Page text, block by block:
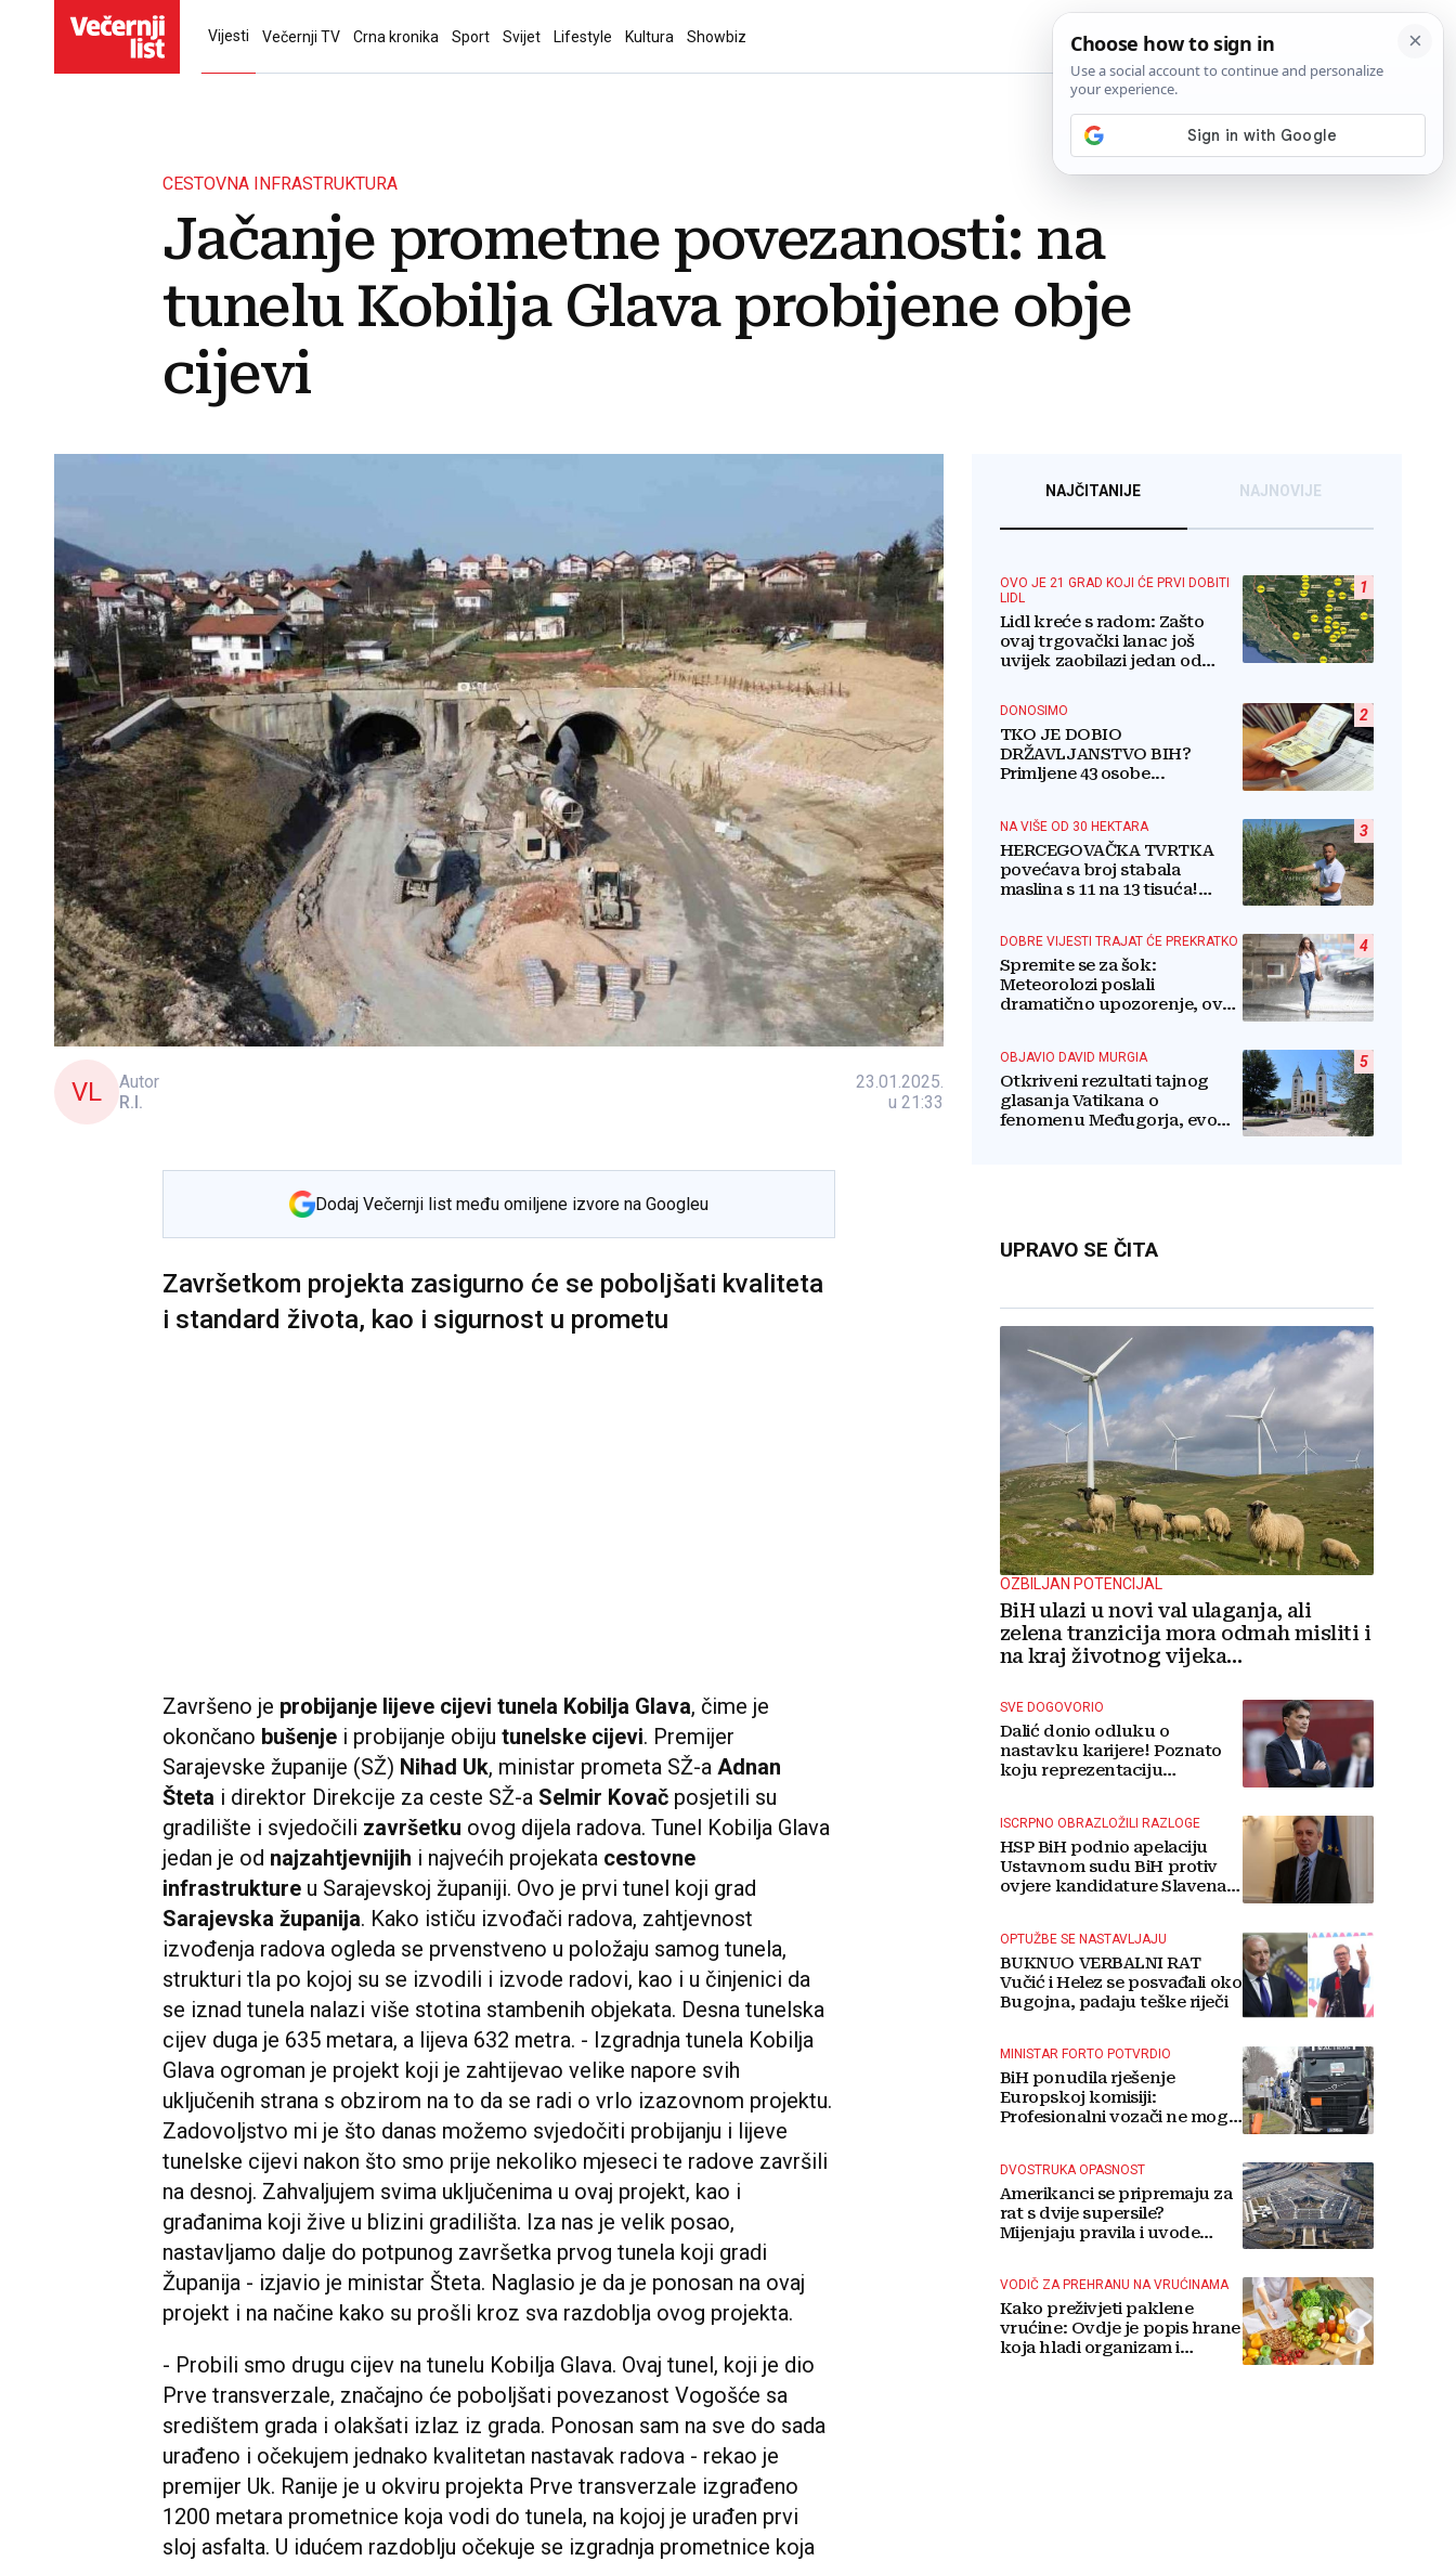
Vijesti Večernji TV Crna kronika Sport Svijet Lifestyle Kultura Showbiz
CESTOVNA INFRASTRUKTURA
Jačanje prometne povezanosti: na
tunelu Kobilja Glava probijene obje
cijevi
VL
Autor
R.I.
23.01.2025.
u 21:33
Dodaj Večernji list među omiljene izvore na Googleu
Završetkom projekta zasigurno će se poboljšati kvaliteta
i standard života, kao i sigurnost u prometu
Završeno je probijanje lijeve cijevi tunela Kobilja Glava, čime je
okončano bušenje i probijanje obiju tunelske cijevi. Premijer
Sarajevske županije (SŽ) Nihad Uk, ministar prometa SŽ-a Adnan
Šteta i direktor Direkcije za ceste SŽ-a Selmir Kovač posjetili su
gradilište i svjedočili završetku ovog dijela radova. Tunel Kobilja Glava
jedan je od najzahtjevnijih i najvećih projekata cestovne
infrastrukture u Sarajevskoj županiji. Ovo je prvi tunel koji grad
Sarajevska županija. Kako ističu izvođači radova, zahtjevnost
izvođenja radova ogleda se prvenstveno u položaju samog tunela,
strukturi tla po kojoj su se izvodili i izvode radovi, kao i u činjenici da
se iznad tunela nalazi više stotina stambenih objekata. Desna tunelska
cijev duga je 635 metara, a lijeva 632 metra. - Izgradnja tunela Kobilja
Glava ogroman je projekt koji je zahtijevao velike napore svih
uključenih strana s obzirom na to da se radi o vrlo izazovnom projektu.
Zadovoljstvo mi je što danas možemo svjedočiti probijanju i lijeve
tunelske cijevi nakon što smo prije nekoliko mjeseci te radove završili
na desnoj. Zahvaljujem svima uključenima u ovaj projekt, kao i
građanima koji žive u blizini gradilišta. Iza nas je velik posao,
nastavljamo dalje do potpunog završetka prvog tunela koji gradi
Županija - izjavio je ministar Šteta. Naglasio je da je ponosan na ovaj
projekt i na načine kako su prošli kroz sva razdoblja ovog projekta.
- Probili smo drugu cijev na tunelu Kobilja Glava. Ovaj tunel, koji je dio
Prve transverzale, značajno će poboljšati povezanost Vogošće sa
središtem grada i olakšati izlaz iz grada. Ponosan sam na sve do sada
urađeno i očekujem jednako kvalitetan nastavak radova - rekao je
premijer Uk. Ranije je u okviru projekta Prve transverzale izgrađeno
1200 metara prometnice koja vodi do tunela, na kojoj je urađen prvi
sloj asfalta. U idućem razdoblju očekuje se izgradnja prometnice koja
NAJČITANIJE NAJNOVIJE
1
OVO JE 21 GRAD KOJI ĆE PRVI DOBITI
LIDL
Lidl kreće s radom: Zašto
ovaj trgovački lanac još
uvijek zaobilazi jedan od
2
DONOSIMO
TKO JE DOBIO
DRŽAVLJANSTVO BIH?
Primljene 43 osobe...
3
NA VIŠE OD 30 HEKTARA
HERCEGOVAČKA TVRTKA
povećava broj stabala
maslina s 11 na 13 tisuća!
4
DOBRE VIJESTI TRAJAT ĆE PREKRATKO
Spremite se za šok:
Meteorolozi poslali
dramatično upozorenje, ovo
5
OBJAVIO DAVID MURGIA
Otkriveni rezultati tajnog
glasanja Vatikana o
fenomenu Međugorja, evo
UPRAVO SE ČITA
OZBILJAN POTENCIJAL
BiH ulazi u novi val ulaganja, ali
zelena tranzicija mora odmah misliti i
na kraj životnog vijeka
SVE DOGOVORIO
Dalić donio odluku o
nastavku karijere! Poznato
koju reprezentaciju
ISCRPNO OBRAZLOŽILI RAZLOGE
HSP BiH podnio apelaciju
Ustavnom sudu BiH protiv
ovjere kandidature Slavena
OPTUŽBE SE NASTAVLJAJU
BUKNUO VERBALNI RAT
Vučić i Helez se posvađali oko
Bugojna, padaju teške riječi
MINISTAR FORTO POTVRDIO
BiH ponudila rješenje
Europskoj komisiji:
Profesionalni vozači ne mogu
DVOSTRUKA OPASNOST
Amerikanci se pripremaju za
rat s dvije supersile?
Mijenjaju pravila i uvode
VODIČ ZA PREHRANU NA VRUĆINAMA
Kako preživjeti paklene
vrućine: Ovdje je popis hrane
koja hladi organizam i